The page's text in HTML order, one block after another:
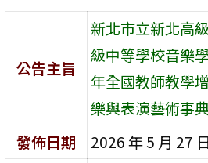
公告主旨
新北市立新北高
級中等學校音樂
年全國教師教學
樂與表演藝術事
發佈日期
2026 年 5 月 27 日